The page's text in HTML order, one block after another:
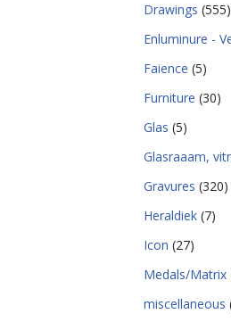
Drawings (555)
Enluminure -
Faience (5)
Furniture (30)
Glas (5)
Glasraaam,
Gravures (320)
Heraldiek (7)
Icon (27)
Medals/Matrix
miscellaneous